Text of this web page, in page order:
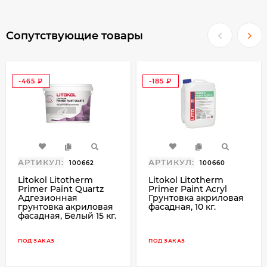
обладает высокой паропроницаемостью,
устойчивостью к загрязнениям и
выцветанию;
обладает повышенной тиксотропностью,
что обеспечивают высокую
работ и минимальные потери при
нанесении;
имеет широкую цветовую гамму.
LitoProtect® (Литопротект) — комплекс
свойств, повышающих уровень защиты
окружающей среды, придающих полимерной
Сопутствующие товары
-465
АРТИКУЛ: 100662
Litokol Litotherm
Primer Paint Quartz
Адгезионная
грунтовка акриловая
фасадная, Белый 15 кг.
ПОД ЗАКАЗ
-185
АРТИКУЛ: 100660
Litokol Litotherm
Primer Paint Acryl
Грунтовка акриловая
фасадная, 10 кг.
ПОД ЗАКАЗ